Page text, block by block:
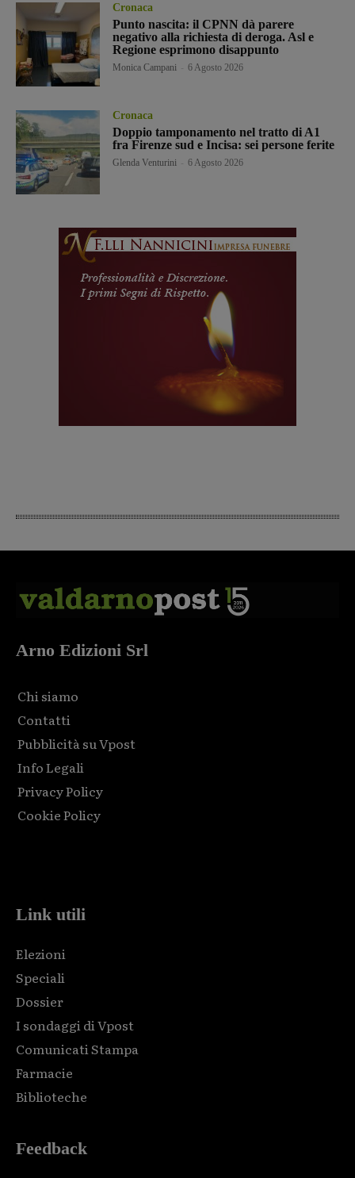
Cronaca
Punto nascita: il CPNN dà parere
negativo alla richiesta di deroga. Asl e
Regione esprimono disappunto
Monica Campani 6 Agosto 2026
Cronaca
Doppio tamponamento nel tratto di A1
fra Firenze sud e Incisa: sei persone ferite
Glenda Venturini 6 Agosto 2026
Arno Edizioni Srl
Chi siamo
Contatti
Pubblicità su Vpost
Info Legali
Privacy Policy
Cookie Policy
Link utili
Elezioni
Speciali
Dossier
I sondaggi di Vpost
Comunicati Stampa
Farmacie
Biblioteche
Feedback